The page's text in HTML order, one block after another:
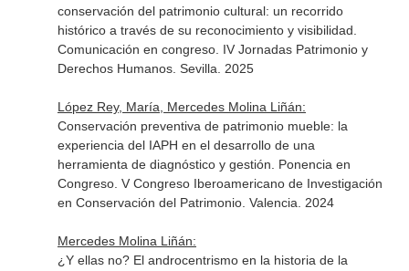
conservación del patrimonio cultural: un recorrido
histórico a través de su reconocimiento y visibilidad.
Comunicación en congreso. IV Jornadas Patrimonio y
Derechos Humanos. Sevilla. 2025
López Rey, María, Mercedes Molina Liñán:
Conservación preventiva de patrimonio mueble: la
experiencia del IAPH en el desarrollo de una
herramienta de diagnóstico y gestión. Ponencia en
Congreso. V Congreso Iberoamericano de Investigación
en Conservación del Patrimonio. Valencia. 2024
Mercedes Molina Liñán:
¿Y ellas no? El androcentrismo en la historia de la